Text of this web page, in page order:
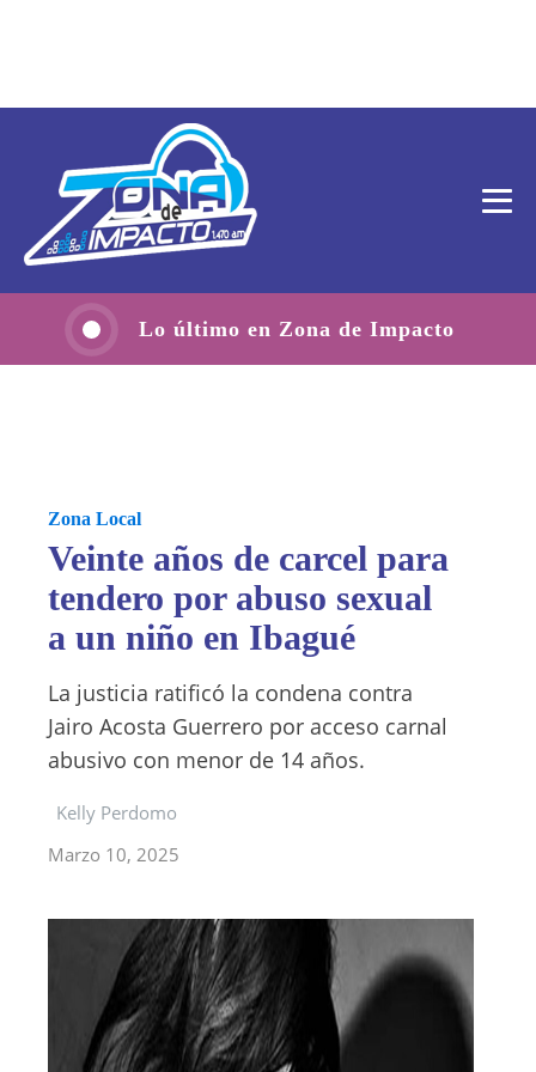
Lo último en Zona de Impacto
Zona Local
Veinte años de carcel para
tendero por abuso sexual
a un niño en Ibagué
La justicia ratificó la condena contra
Jairo Acosta Guerrero por acceso carnal
abusivo con menor de 14 años.
Kelly Perdomo
Marzo 10, 2025